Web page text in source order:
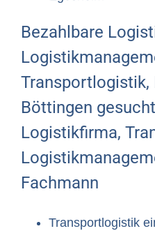
Bezahlbare
Böttingen
Logistikfirma,
Fachmann
Transportlogistik